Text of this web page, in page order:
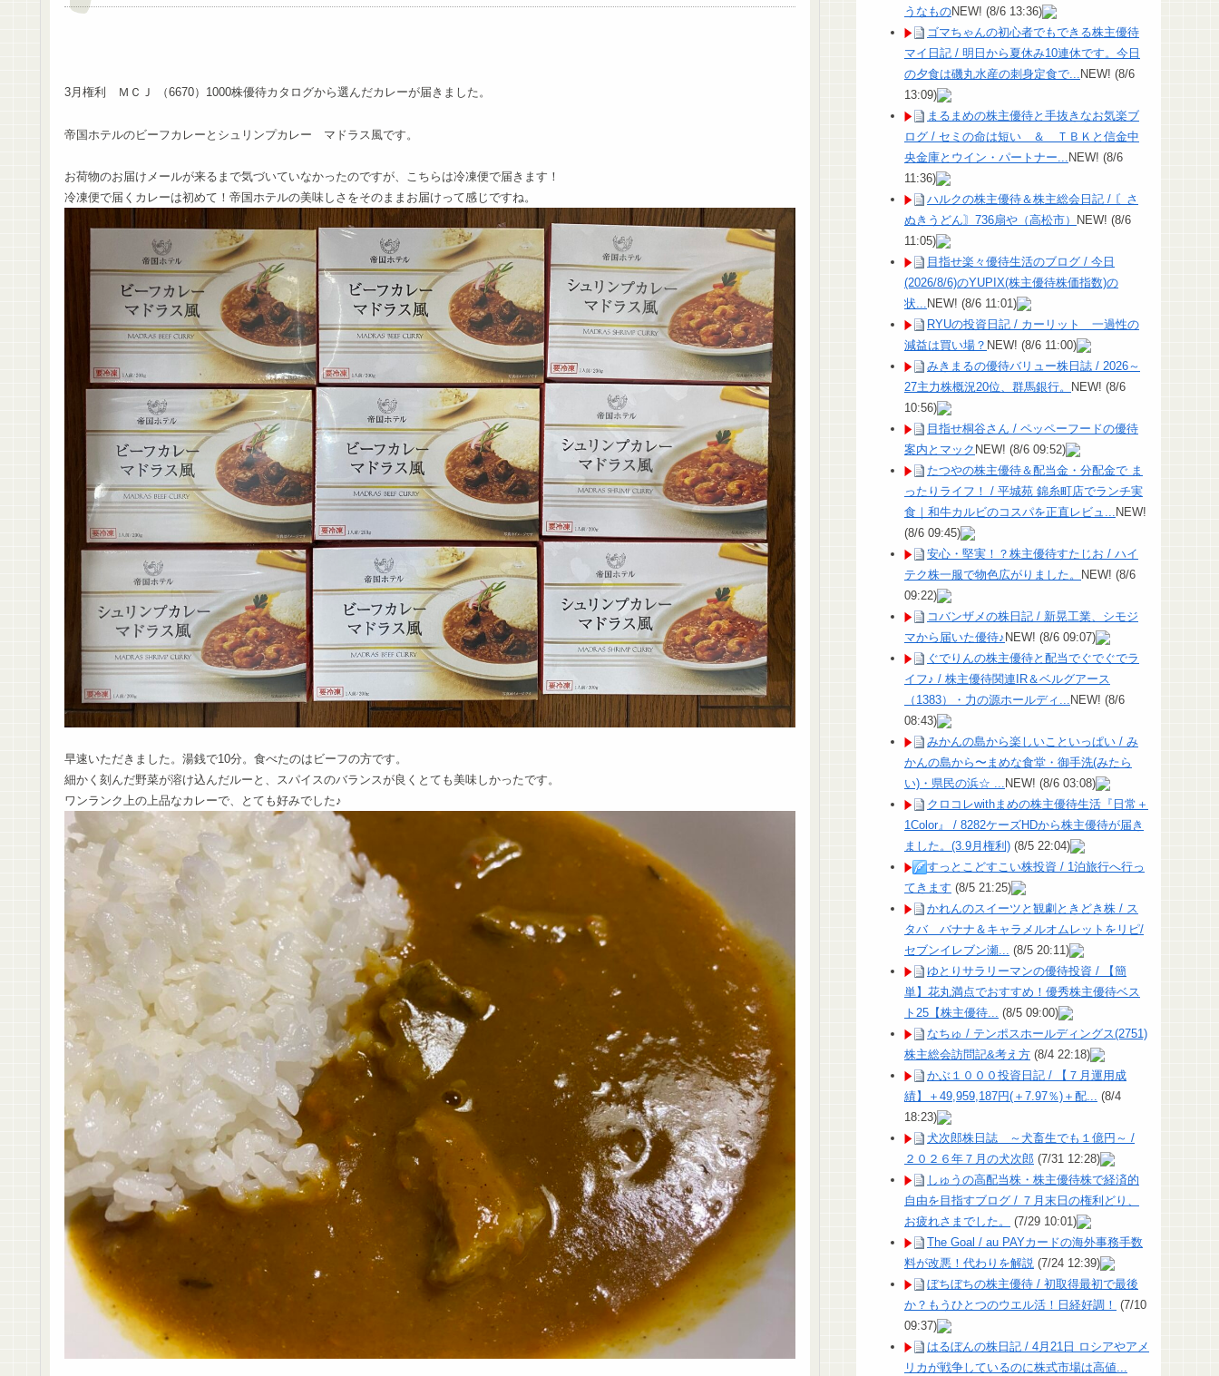
3月権利 ＭＣＪ （6670）1000株優待カタログから選んだカレーが届きました。
帝国ホテルのビーフカレーとシュリンプカレー マドラス風です。
お荷物のお届けメールが来るまで気づいていなかったのですが、こちらは冷凍便で届きます！
冷凍便で届くカレーは初めて！帝国ホテルの美味しさをそのままお届けって感じですね。
早速いただきました。湯銭で10分。食べたのはビーフの方です。
細かく刻んだ野菜が溶け込んだルーと、スパイスのバランスが良くとても美味しかったです。
ワンランク上の上品なカレーで、とても好みでした♪
うなものNEW! (8/6 13:36)
ゴマちゃんの初心者でもできる株主優待
マイ日記 / 明日から夏休み10連休です。今日
の夕食は磯丸水産の刺身定食で... NEW! (8/6
13:09)
まるまめの株主優待と手抜きなお気楽ブ
ログ / セミの命は短い ＆ ＴＢＫと信金中
央金庫とウイン・パートナー... NEW! (8/6
11:36)
ハルクの株主優待＆株主総会日記 / 〘さ
ぬきうどん〙736扇や（高松市） NEW! (8/6
11:05)
目指せ楽々優待生活のブログ / 今日
(2026/8/6)のYUPIX(株主優待株価指数)の
状... NEW! (8/6 11:01)
RYUの投資日記 / カーリット 一過性の
減益は買い場？ NEW! (8/6 11:00)
みきまるの優待バリュー株日誌 / 2026～
27主力株概況20位、群馬銀行。 NEW! (8/6
10:56)
目指せ桐谷さん / ペッペーフードの優待
案内とマック NEW! (8/6 09:52)
たつやの株主優待＆配当金・分配金で ま
ったりライフ！ / 平城苑 錦糸町店でランチ実
食｜和牛カルビのコスパを正直レビュ... NEW!
(8/6 09:45)
安心・堅実！？株主優待すたじお / ハイ
テク株一服で物色広がりました。 NEW! (8/6
09:22)
コバンザメの株日記 / 新晃工業、シモジ
マから届いた優待♪NEW! (8/6 09:07)
ぐでりんの株主優待と配当でぐでぐでラ
イフ♪ / 株主優待関連IR＆ベルグアース
（1383）・力の源ホールディ... NEW! (8/6
08:43)
みかんの島から楽しいこといっぱい / み
かんの島から〜まめな食堂・御手洗(みたら
い)・県民の浜☆ ... NEW! (8/6 03:08)
クロコレwithまめの株主優待生活『日常＋
1Color』 / 8282ケーズHDから株主優待が届き
ました。(3.9月権利) (8/5 22:04)
すっとこどすこい株投資 / 1泊旅行へ行っ
てきます (8/5 21:25)
かれんのスイーツと観劇ときどき株 / ス
タバ バナナ＆キャラメルオムレットをリピ/
セブンイレブン瀬...
(8/5 20:11)
ゆとりサラリーマンの優待投資 / 【簡
単】花丸満点でおすすめ！優秀株主優待ベス
ト25【株主優待...
(8/5 09:00)
なちゅ / テンポスホールディングス(2751)
株主総会訪問記&考え方 (8/4 22:18)
かぶ１０００投資日記 / 【７月運用成
績】＋49,959,187円(＋7.97％)＋配...
(8/4
18:23)
犬次郎株日誌 ～犬畜生でも１億円～ /
２０２６年７月の犬次郎 (7/31 12:28)
しゅうの高配当株・株主優待株で経済的
自由を目指すブログ / ７月末日の権利どり、
お疲れさまでした。
(7/29 10:01)
The Goal / au PAYカードの海外事務手数
料が改悪！代わりを解説 (7/24 12:39)
ぼちぼちの株主優待 / 初取得最初で最後
か？もうひとつのウエル活！日経好調！ (7/10
09:37)
はるぼんの株日記 / 4月21日 ロシアやアメ
リカが戦争しているのに株式市場は高値...